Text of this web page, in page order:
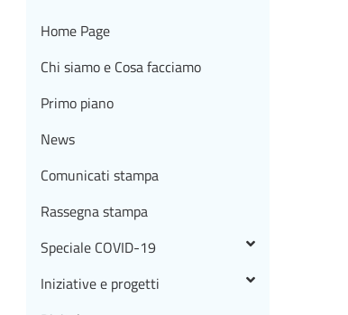
Home Page
Chi siamo e Cosa facciamo
Primo piano
News
Comunicati stampa
Rassegna stampa
Speciale COVID-19
Iniziative e progetti